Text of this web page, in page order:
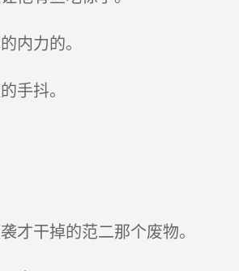
内力的。
手抖。
干掉的范二那个废物。